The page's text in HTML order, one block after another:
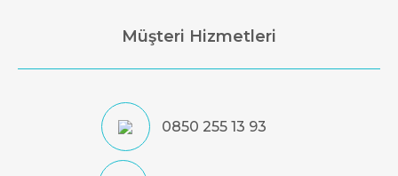
Müşteri Hizmetleri
0850 255 13 93